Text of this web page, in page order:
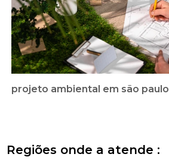
projeto ambiental em são paulo
Regiões onde a atende :